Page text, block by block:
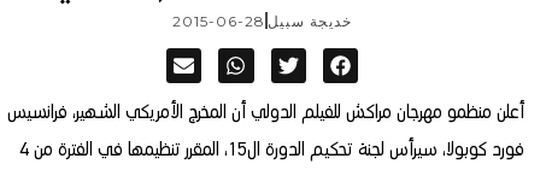
خديجة سبيل 2015-06-28
أعلن منظمو مهرجان مراكش للفيلم الدولي أن المخرج الأمريكي الشهير، فرانسيس
فورد كوبولا، سيرأس لجنة تحكيم الدورة ال15،
المقرر تنظيمها في الفترة من 4